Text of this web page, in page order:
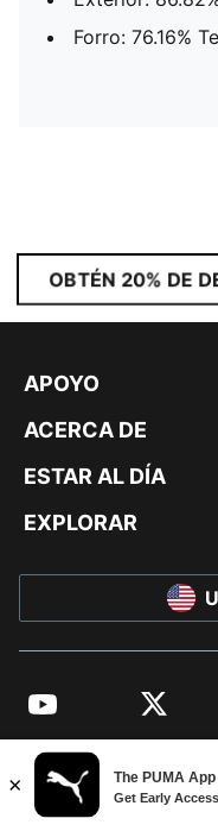
Forro: 76.16%
OBTÉN 20% DE
APOYO
ACERCA DE
ESTAR AL DÍA
EXPLORAR
YouTube Twitter